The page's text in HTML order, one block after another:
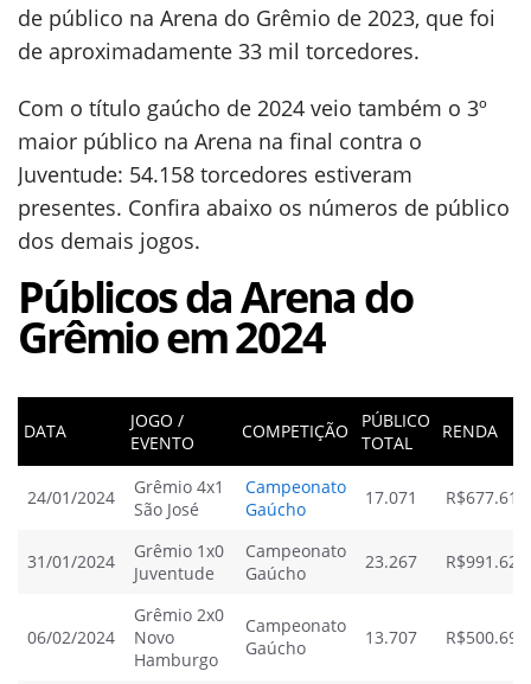
de público na Arena do Grêmio de 2023, que foi
de aproximadamente 33 mil torcedores.
Com o título gaúcho de 2024 veio também o 3º
maior público na Arena na final contra o
Juventude: 54.158 torcedores estiveram
presentes. Confira abaixo os números de público
dos demais jogos.
Públicos da Arena do
Grêmio em 2024
DATA
JOGO /
EVENTO
COMPETIÇÃO
PÚBLICO
TOTAL
RENDA
24/01/2024
Grêmio 4x1
São José
Campeonato
Gaúcho
17.071
31/01/2024
Grêmio 1x0
Juventude
Campeonato
Gaúcho
23.267
06/02/2024
Grêmio 2x0
Novo
Hamburgo
Campeonato
Gaúcho
13.707